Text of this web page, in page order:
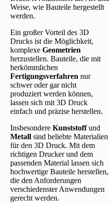
Weise, wie Bauteile hergestellt
werden.
Ein großer Vorteil des 3D
Drucks ist die Möglichkeit,
komplexe Geometrien
herzustellen. Bauteile, die mit
herkömmlichen
Fertigungsverfahren nur
schwer oder gar nicht
produziert werden können,
lassen sich mit 3D Druck
einfach und präzise herstellen.
Insbesondere Kunststoffund
Metall sind beliebte Materialien
für den 3D Druck. Mit dem
richtigen Drucker und dem
passenden Material lassen sich
hochwertige Bauteile herstellen,
die den Anforderungen
verschiedenster Anwendungen
gerecht werden.